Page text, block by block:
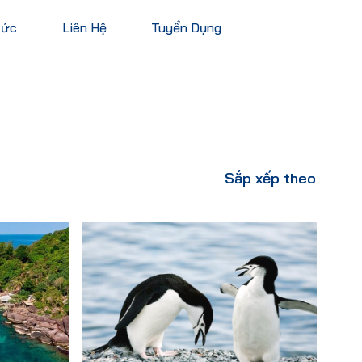
Argentina
Xem tất cả
Kenya
Liên Hệ Tuyển Dụng
Sắp xếp theo